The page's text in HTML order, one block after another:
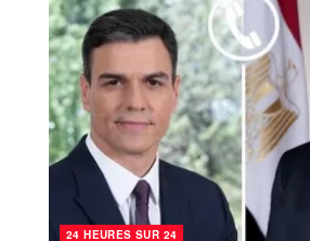
24 HEURES SUR 24